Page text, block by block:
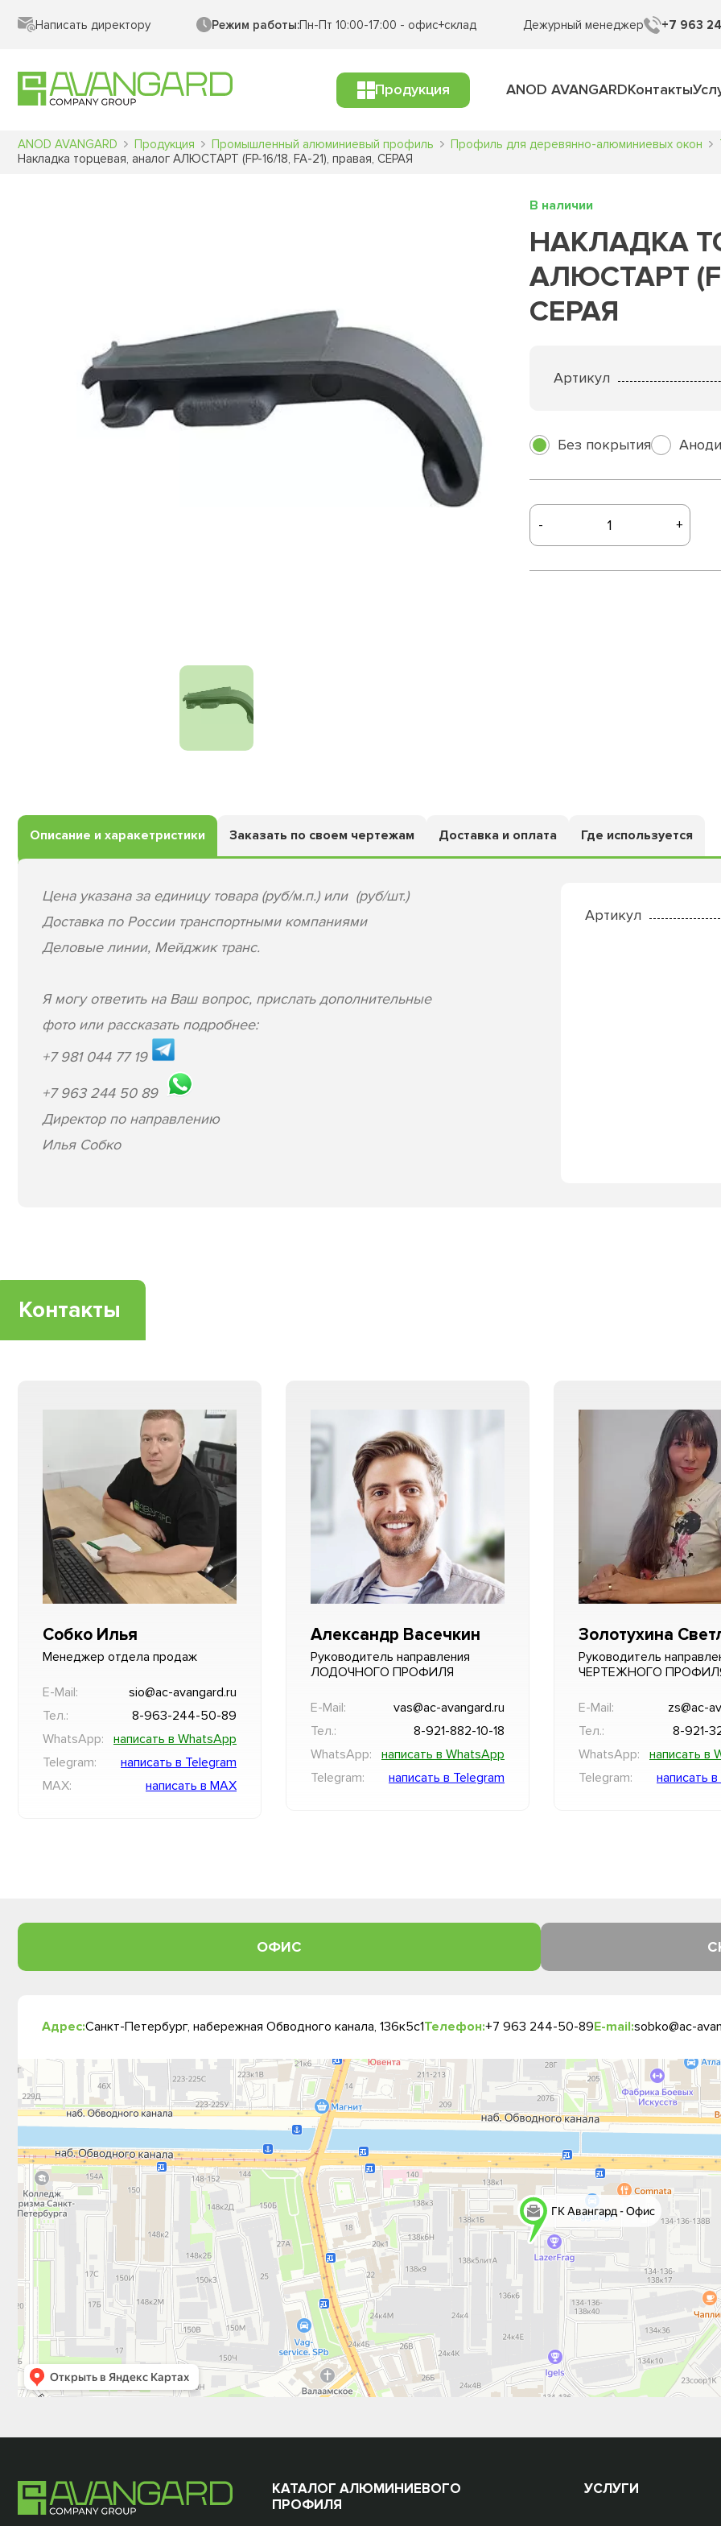
Написать директору Режим работы:Пн-Пт 10:00-17:00 - офис+склад Дежурный менеджер +7 963
Продукция ANOD AVANGARDКонтакты
ANOD AVANGARD Продукция Промышленный алюминиевый профиль Профиль для деревянно-алюминиевых окон
Накладка торцевая, аналог АЛЮСТАРТ (FP-16/18, FA-21), правая, СЕРАЯ
В наличии
НАКЛАДКА
АЛЮСТАРТ
СЕРАЯ
Артикул
Без покрытия
- +
Описание и харакетристики Заказать по своем чертежам Доставка и оплата Где используется
Цена указана за единицу товара (руб/м.п.) или (руб/шт.)
Доставка по России транспортными компаниями
Деловые линии, Мейджик транс.
Я могу ответить на Ваш вопрос, прислать дополнительные
фото или рассказать подробнее:
+7 981 044 77 19
+7 963 244 50 89
Директор по направлению
Илья Собко
Артикул
Контакты
Собко Илья
Менеджер отдела продаж
E-Mail:
sio@ac-avangard.ru
Тел.:
8-963-244-50-89
WhatsApp:
написать в WhatsApp
Telegram:
написать в Telegram
MAX:
написать в MAX
Александр Васечкин
Руководитель направления
ЛОДОЧНОГО ПРОФИЛЯ
E-Mail:
vas@ac-avangard.ru
Тел.:
8-921-882-10-18
WhatsApp:
написать в WhatsApp
Telegram:
написать в Telegram
Золотухина
Руководитель
ЧЕРТЕЖНОГО
E-Mail:
zs@ac-
Тел.:
8-921-
WhatsApp:
написать в
Telegram:
написать
ОФИС
Адрес:Санкт-Петербург, набережная Обводного канала, 136к5с1Телефон:+7 963 244-50-89E-mail:sobko@ac-
КАТАЛОГ АЛЮМИНИЕВОГО
ПРОФИЛЯ
УСЛУГИ